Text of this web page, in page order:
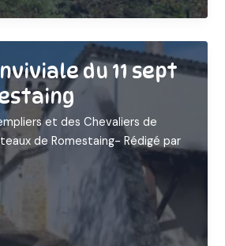
du 11 sept
et des Chevaliers de
de Romestaing- Rédigé par